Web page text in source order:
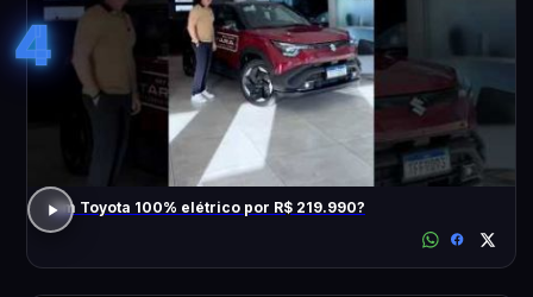
4
Um Toyota 100% elétrico por R$ 219.990?